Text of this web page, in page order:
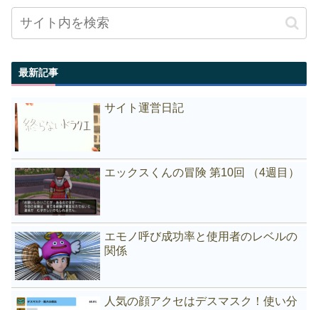
最新記事
サイト運営日記
エックスくんの冒険 第10回 （4週目）
エモノ呼び成功率と使用者のレベルの
関係
人気の顔アクセはデスマスク！使い分